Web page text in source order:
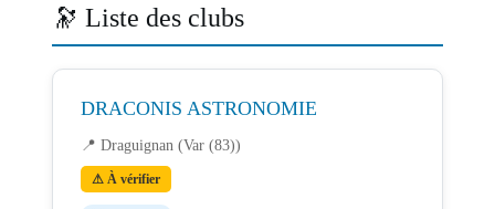
🔭 Liste des clubs
DRACONIS ASTRONOMIE
📍 Draguignan (Var (83))
⚠ À vérifier